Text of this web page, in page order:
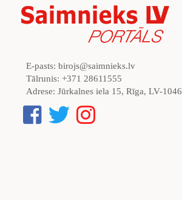
E-pasts: birojs@saimnieks.lv
Tālrunis: +371 28611555
Adrese: Jūrkalnes iela 15, Rīga, LV-1046